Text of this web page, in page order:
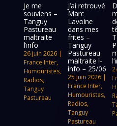
Je me
souviens –
Tanguy
Pastureau
maltraite
l’info
26 juin 2026 |
France Inter,
Humouristes,
Radios,
Tanguy
Pastureau
J’ai retrouvé
Marc
Lavoine
dans mes
frites –
Tanguy
Pastureau
maltraite l-
info – 25/06
25 juin 2026|
France Inter,
Humouristes,
Radios,
Tanguy
Pastureau